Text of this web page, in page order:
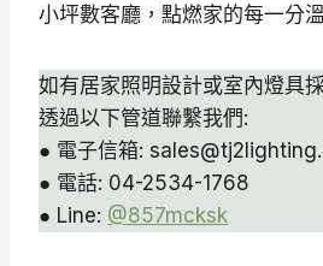
小坪數客廳，點燃家的每一分
如有居家照明設計或室內燈具
透過以下管道聯繫我們:
● 電子信箱:
● 電話: 04-2534-1768
● Line: @857mcksk